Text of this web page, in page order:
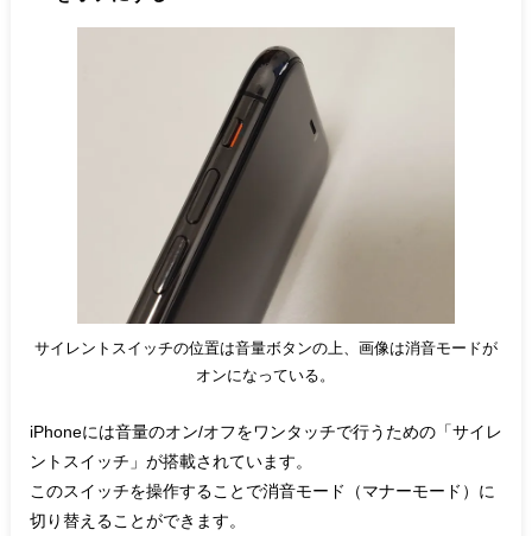
サイレントスイッチの位置は音量ボタンの上、画像は消音モードが
オンになっている。
iPhoneには音量のオン/オフをワンタッチで行うための「サイレ
ントスイッチ」が搭載されています。
このスイッチを操作することで消音モード（マナーモード）に
切り替えることができます。